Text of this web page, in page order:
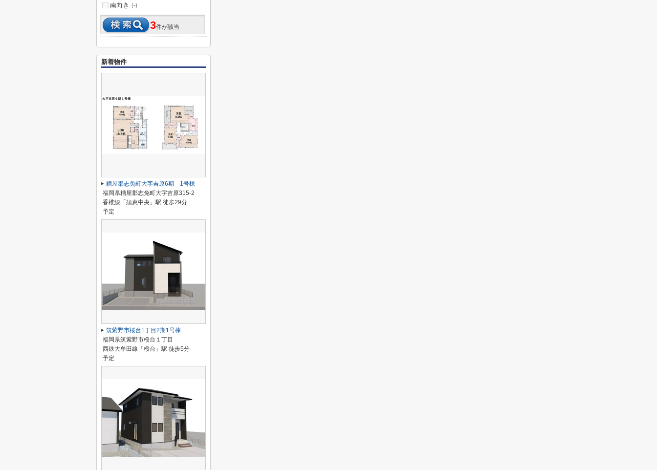
南向き (-)
3件が該当
新着物件
糟屋郡志免町大字吉原6期 1号棟
福岡県糟屋郡志免町大字吉原315-2
香椎線「須恵中央」駅 徒歩29分
予定
筑紫野市桜台1丁目2期1号棟
福岡県筑紫野市桜台１丁目
西鉄大牟田線「桜台」駅 徒歩5分
予定